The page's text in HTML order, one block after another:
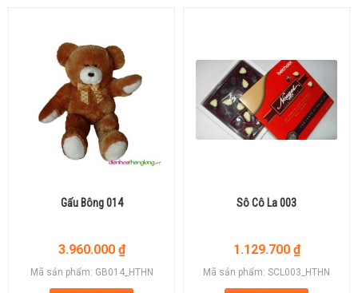
Gấu Bông 014
3.960.000 ₫
Mã sản phẩm: GB014_HTHN
Sô Cô La 003
1.129.700 ₫
Mã sản phẩm: SCL003_HTHN